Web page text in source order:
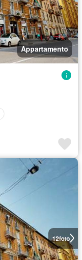
Appartamento
12foto